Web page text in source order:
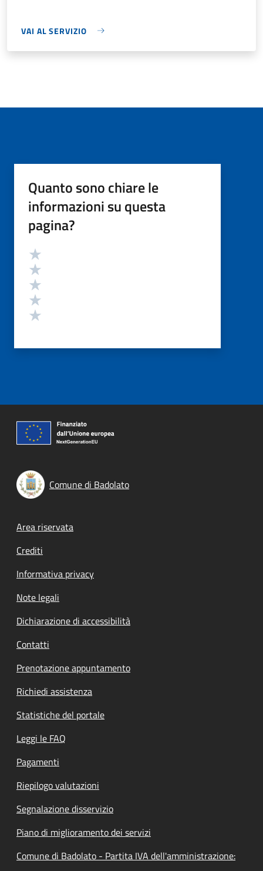
VAI AL SERVIZIO
Quanto sono chiare le
informazioni su questa
pagina?
Valutazione
Comune di Badolato
Footer menu
Area riservata
Crediti
Informativa privacy
Note legali
Dichiarazione di accessibilità
Contatti
Prenotazione appuntamento
Richiedi assistenza
Statistiche del portale
Leggi le FAQ
Pagamenti
Riepilogo valutazioni
Segnalazione disservizio
Piano di miglioramento dei servizi
Comune di Badolato - Partita IVA dell'amministrazione: